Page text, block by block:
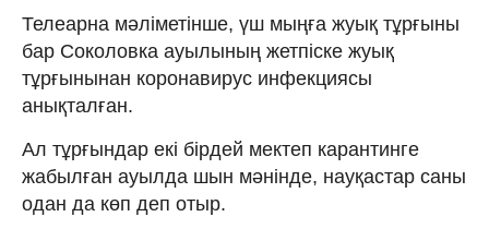
Телеарна мәліметінше, үш мыңға жуық тұрғыны
бар Соколовка ауылының жетпіске жуық
тұрғынынан коронавирус инфекциясы
анықталған.
Ал тұрғындар екі бірдей мектеп карантинге
жабылған ауылда шын мәнінде, науқастар саны
одан да көп деп отыр.